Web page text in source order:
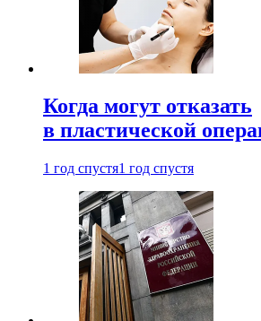
Когда могут отказать
в пластической
1 год спустя1 год спустя